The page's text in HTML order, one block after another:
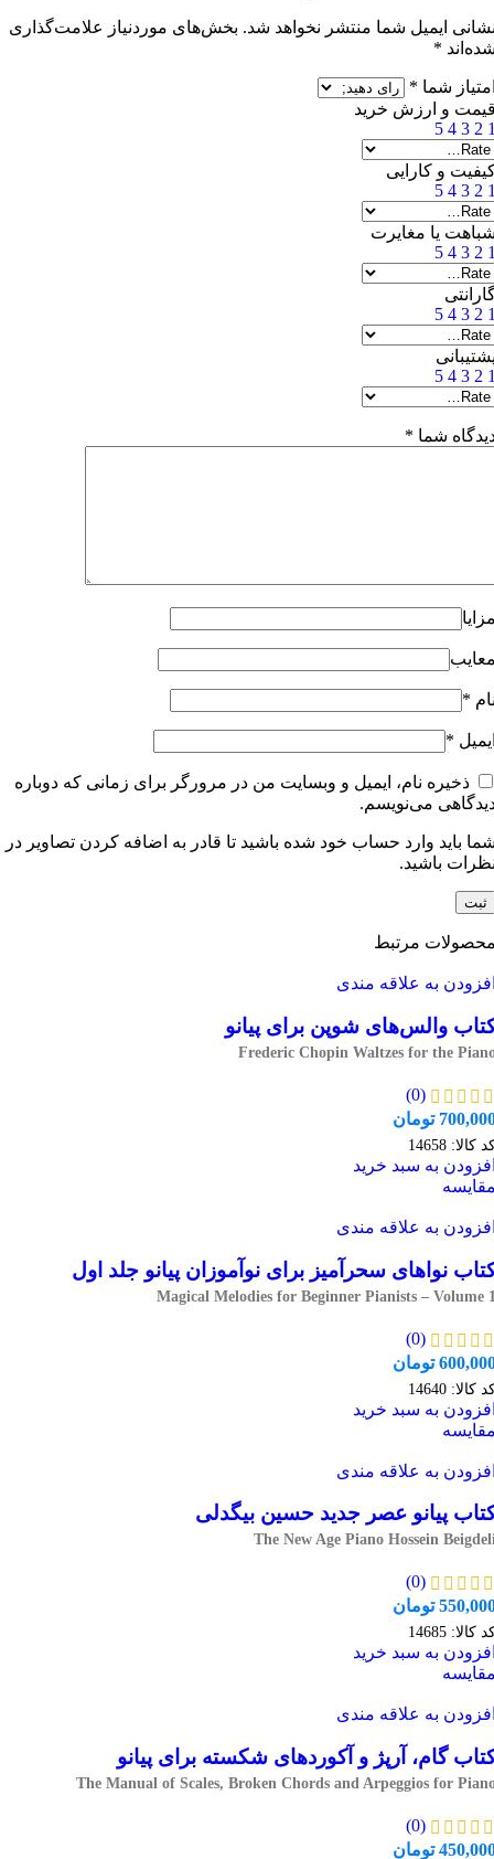
ایمیل شما منتشر نخواهد شد. بخش‌های موردنیاز علامت‌گذاری
*
شما *
و ارزش خرید
2
3
4
5
و کارایی
2
3
4
5
یا مغایرت
2
3
4
5
2
3
4
5
2
3
4
5
شما *
*
*
ذخیره نام، ایمیل و وبسایت من در مرورگر برای زمانی که دوباره
می‌نویسم.
باید وارد حساب خود شده باشید تا قادر به اضافه کردن تصاویر در
باشید.
مرتبط
به علاقه مندی
والس‌های شوپن برای پیانو
Frederic Chopin Waltzes for the
(0)
تومان
کالا: 14658
به سبد خرید
به علاقه مندی
نواهای سحرآمیز برای نوآموزان پیانو جلد اول
Magical Melodies for Beginner Pianists – Volume
(0)
تومان
کالا: 14640
به سبد خرید
به علاقه مندی
پیانو عصر جدید حسین بیگدلی
The New Age Piano Hossein
(0)
تومان
کالا: 14685
به سبد خرید
به علاقه مندی
گام، آرپژ و آکوردهای شکسته برای پیانو
The Manual of Scales, Broken Chords and Arpeggios for
(0)
تومان